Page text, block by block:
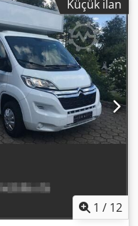
Küçük ilan
1 / 12